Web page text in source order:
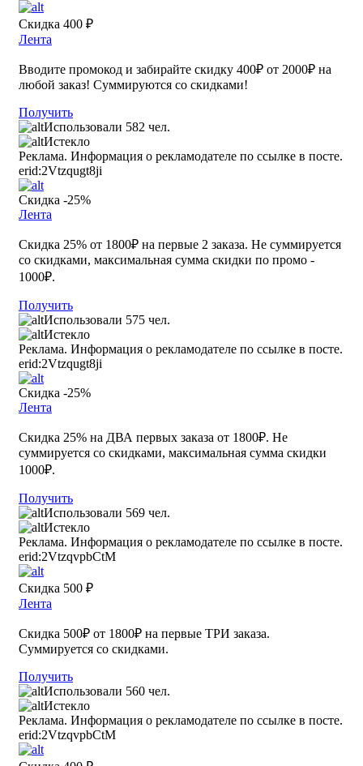
Скидка 400 ₽
Лента
Вводите промокод и забирайте скидку 400₽ от 2000₽ на
любой заказ! Суммируются со скидками!
Получить
Использовали 582 чел.
Истекло
Реклама. Информация о рекламодателе по ссылке в посте.
erid:2Vtzqugt8ji
Скидка -25%
Лента
Скидка 25% от 1800₽ на первые 2 заказа. Не суммируется
со скидками, максимальная сумма скидки по промо -
1000₽.
Получить
Использовали 575 чел.
Истекло
Реклама. Информация о рекламодателе по ссылке в посте.
erid:2Vtzqugt8ji
Скидка -25%
Лента
Скидка 25% на ДВА первых заказа от 1800₽. Не
суммируется со скидками, максимальная сумма скидки
1000₽.
Получить
Использовали 569 чел.
Истекло
Реклама. Информация о рекламодателе по ссылке в посте.
erid:2VtzqvpbCtM
Скидка 500 ₽
Лента
Скидка 500₽ от 1800₽ на первые ТРИ заказа.
Суммируется со скидками.
Получить
Использовали 560 чел.
Истекло
Реклама. Информация о рекламодателе по ссылке в посте.
erid:2VtzqvpbCtM